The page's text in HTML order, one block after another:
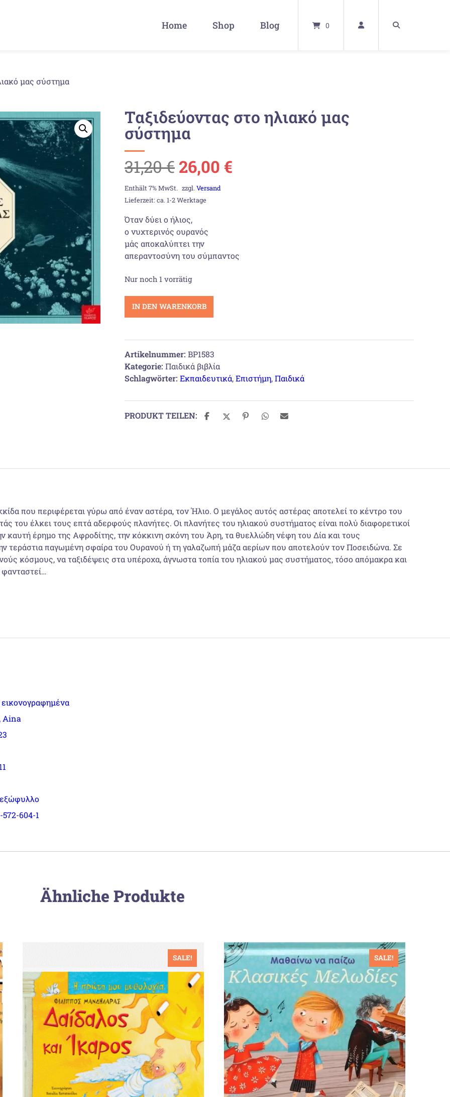
Home Shop Blog 0
μας σύστημα
Ταξιδεύοντας στο ηλιακό μας
σύστημα
31,20€ Ursprünglicher
Preis
war:
31,20 €
26,00 €
Enthält 7% MwSt. zzgl. Versand
Lieferzeit: ca. 1-2 Werktage
Όταν δύει ο ήλιος,
ο νυχτερινός ουρανός
μάς αποκαλύπτει την
απεραντοσύνη του σύμπαντος
Nur noch 1 vorrätig
Ταξιδεύοντας
μας
σύστημα
Menge
IN DEN WARENKORB
Artikelnummer: BP1583
Kategorie: Παιδικά βιβλία
Schlagwörter: Εκπαιδευτικά,Επιστήμη,Παιδικά
PRODUKT TEILEN:
που περιφέρεται γύρω από έναν αστέρα, τον Ήλιο. Ο μεγάλος αυτός αστέρας αποτελεί το κέντρο του
του έλκει τους επτά αδερφούς πλανήτες. Οι πλανήτες του ηλιακού συστήματος είναι πολύ διαφορετικοί
καυτή έρημο της Αφροδίτης, την κόκκινη σκόνη του Άρη, τα θυελλώδη νέφη του Δία και τους
τεράστια παγωμένη σφαίρα του Ουρανού ή τη γαλαζωπή μάζα αερίων που αποτελούν τον Ποσειδώνα. Σε
κόσμους, να ταξιδέψεις στα υπέροχα, άγνωστα τοπία του ηλιακού μας συστήματος, τόσο απόμακρα και
εικονογραφημένα
Aina
604-1
Ähnliche Produkte
SALE! SALE!